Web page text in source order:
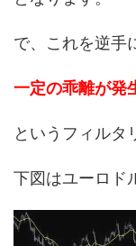
で、これを逆手
一定の乖離が発
というフィルタ
下図はユーロド